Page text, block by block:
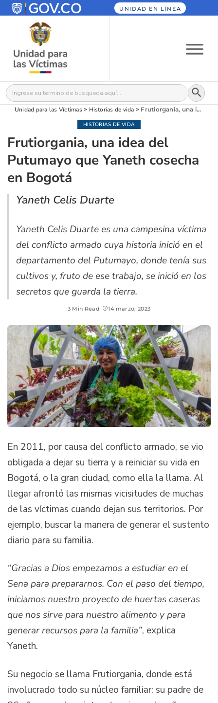
UNIDAD EN LÍNEA
Buscar: Botón
Unidad para las Víctimas> Historias de vida > Frutiorgania, una idea del Putumayo que Yaneth cosecha en Bogotá
HISTORIAS DE VIDA
Frutiorgania, una idea del
Putumayo que Yaneth cosecha
en Bogotá
Yaneth Celis Duarte
Yaneth Celis Duarte es una campesina víctima
del conflicto armado cuya historia inició en el
departamento del Putumayo, donde tenía sus
cultivos y, fruto de ese trabajo, se inició en los
secretos que guarda la tierra.
3 Min Read 14 marzo, 2023
En 2011, por causa del conflicto armado, se vio
obligada a dejar su tierra y a reiniciar su vida en
Bogotá, o la gran ciudad, como ella la llama. Al
llegar afrontó las mismas vicisitudes de muchas
de las víctimas cuando dejan sus territorios. Por
ejemplo, buscar la manera de generar el sustento
diario para su familia.
“Gracias a Dios empezamos a estudiar en el
Sena para prepararnos. Con el paso del tiempo,
iniciamos nuestro proyecto de huertas caseras
que nos sirve para nuestro alimento y para
generar recursos para la familia”, explica
Yaneth.
Su negocio se llama Frutiorgania, donde está
involucrado todo su núcleo familiar: su padre de